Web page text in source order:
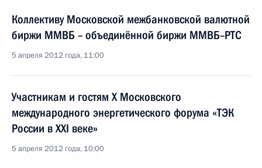
Коллективу Московской межбанковской валютной
биржи ММВБ – объединённой биржи ММВБ–РТС
5 апреля 2012 года, 11:00
Участникам и гостям X Московского
международного энергетического форума «ТЭК
России в XXI веке»
5 апреля 2012 года, 10:00